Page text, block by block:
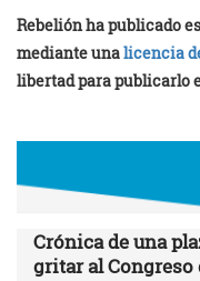
Rebelión ha publicado
mediante unalicencia
libertad para publicarlo
Crónica de una
gritar al Congreso